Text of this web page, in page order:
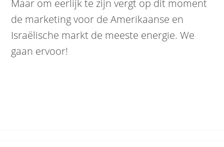
Maar om eerlijk te zijn vergt op dit moment
de marketing voor de Amerikaanse en
Israëlische markt de meeste energie. We
gaan ervoor!